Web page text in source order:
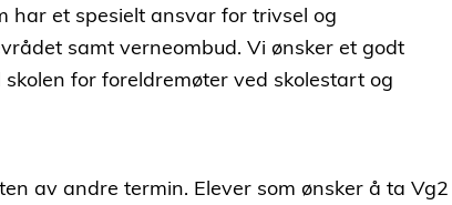
har et spesielt ansvar for trivsel og
samt verneombud. Vi ønsker et godt
for foreldremøter ved skolestart og
av andre termin. Elever som ønsker å ta Vg2